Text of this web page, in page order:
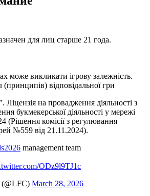
для лиц старше 21 года.
може викликати ігрову залежність.
відповідальної гри
на провадження діяльності з
букмекерської діяльності у мережі
(Рішення комісії з регулювання
№559 від 21.11.2024).
management team
ODz9l9TJ1c
March 28, 2026